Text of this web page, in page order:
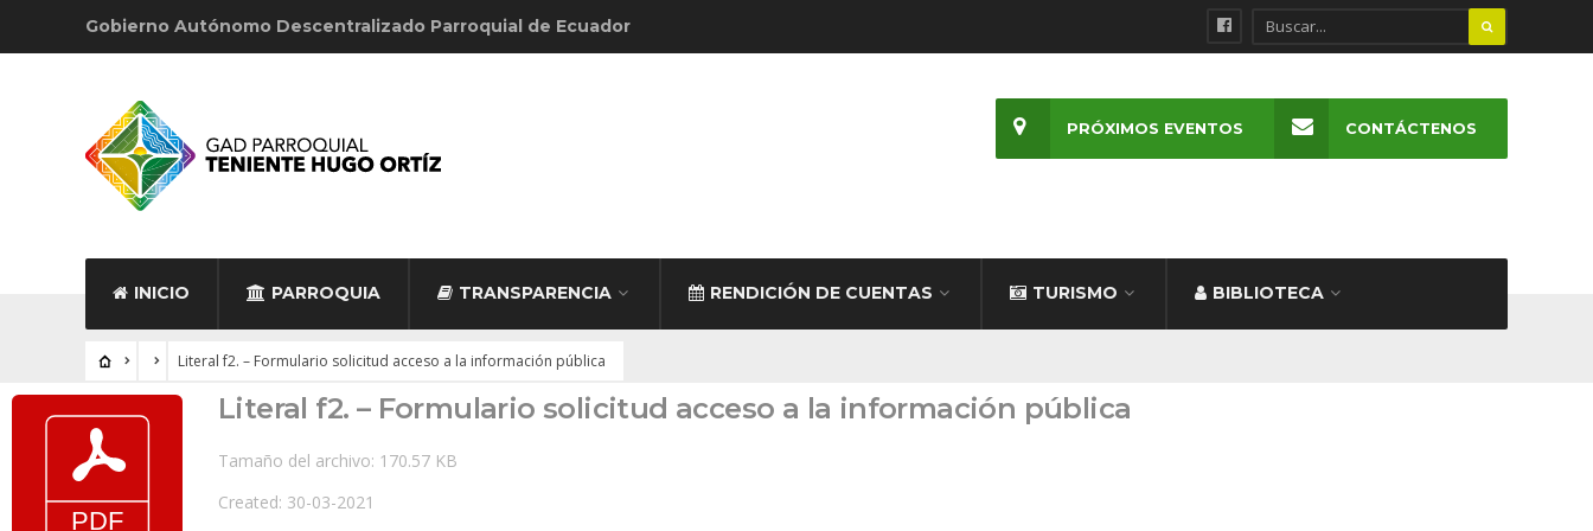
Gobierno Autónomo Descentralizado Parroquial de Ecuador
INICIO PARROQUIA TRANSPARENCIA RENDICIÓN DE CUENTAS TURISMO BIBLIOTECA
PRÓXIMOS EVENTOS CONTÁCTENOS
Literal f2. – Formulario solicitud acceso a la información pública
Literal f2. – Formulario solicitud acceso a la información pública
Tamaño del archivo: 170.57 KB
Created: 30-03-2021